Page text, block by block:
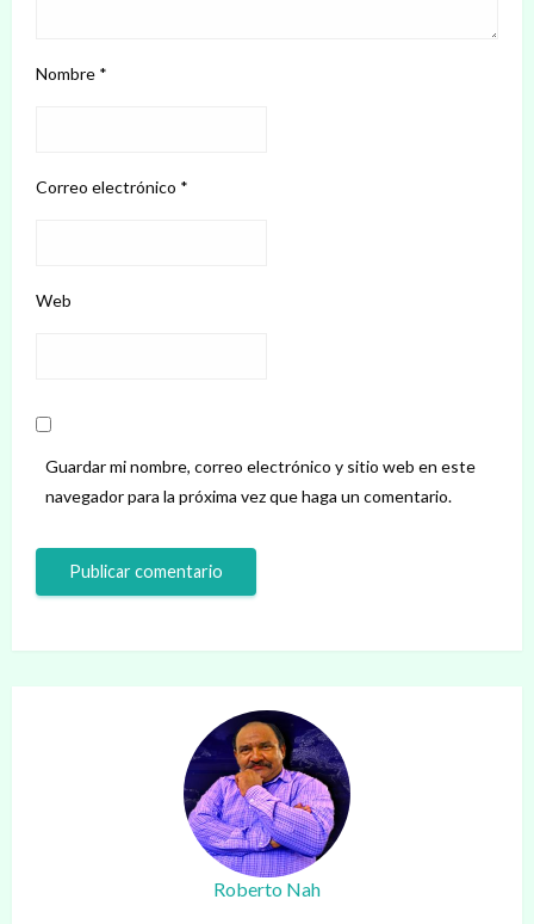
Nombre *
Correo electrónico *
Web
Guardar mi nombre, correo electrónico y sitio web en este
navegador para la próxima vez que haga un comentario.
Roberto Nah